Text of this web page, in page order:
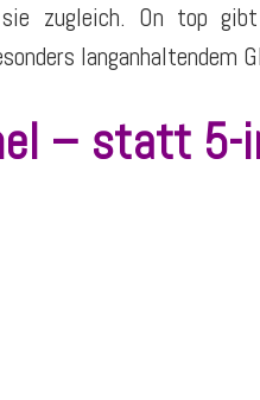
sie zugleich. On top
langanhaltendem
– statt 5-